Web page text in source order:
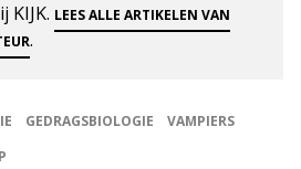
KIJK. LEES ALLE ARTIKELEN VAN
.
GEDRAGSBIOLOGIE
VAMPIERS